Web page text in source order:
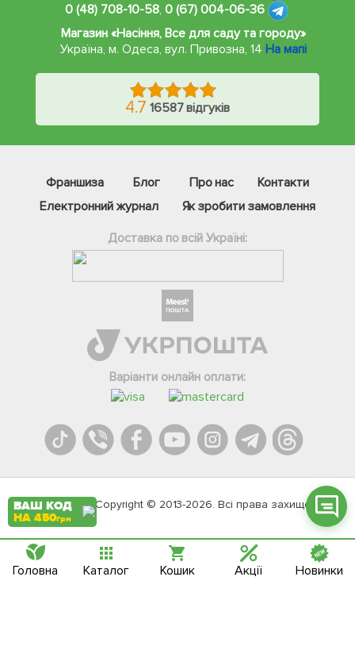
0 (48) 708-10-58, 0 (67) 004-06-36
Магазин «Насіння, Все для саду та городу»
Україна, м. Одеса,вул. Привозна, 14 На мапі
4.7 16587 відгуків
Франшиза Блог Про нас
Контакти
Електронний журнал
Як зробити замовлення
Доставка по всій Україні:
Варіанти онлайн оплати:
Agromarket.Copyright © 2013-2026. Всі права захищені
Телеграм
Вайбер
Онлайн чат
ВАШ КОД
НА 450грн
Головна Каталог Кошик Акції Новинки